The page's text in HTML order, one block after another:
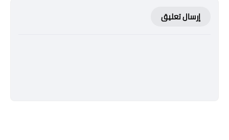
إرسال تعليق